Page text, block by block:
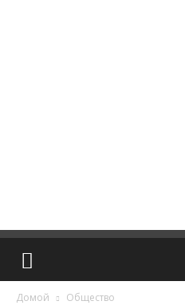
Домой Общество